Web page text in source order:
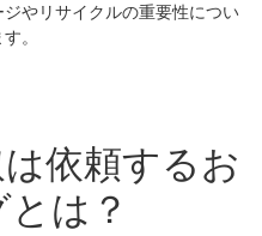
やリサイクルの重要性につい
。
依頼するお
は？